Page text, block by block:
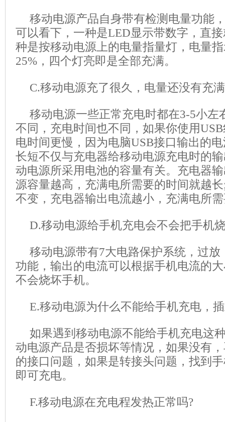
移动电源产品自身带有检测电量功能
可以看下，一种是LED显示带数字，直
种是按移动电源上的电量指量灯，电量
25%，四个灯亮即是全部充满。
C.移动电源充了很久，电量还没有充
移动电源一些正常充电时都在3-5小左
不同，充电时间也不同，如果你使用
电时间更慢，因为电脑USB接口输出的
长短不仅与充电器给移动电源充电时的
动电源所采用电池的容量有关。充电器
源容量越高，充满电所需要的时间就越
不变，充电器输出电流越小，充满电所
D.移动电源给手机充电会不会把手机
移动电源带有7大电路保护系统，过
功能，输出的电流可以根据手机电流的
不会烧坏手机。
E.移动电源为什么不能给手机充电，
如果遇到移动电源不能给手机充电这
动电源产品是否损坏等情况，如果没有
的接口问题，如果是转接头问题，找到
即可充电。
F.移动电源在充电程发热正常吗?